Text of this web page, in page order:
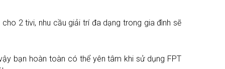
2 tivi, nhu cầu giải trí đa dạng trong gia đình sẽ
bạn hoàn toàn có thể yên tâm khi sử dụng FPT